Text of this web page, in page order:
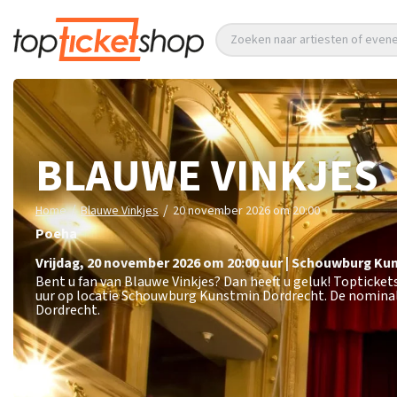
Zoeken naar artiesten of
BLAUWE VINKJES
Home / Blauwe Vinkjes / 20 november 2026 om 20:00
Poeha
vrijdag,20 november 2026 om 20:00uur|Schouwburg
Bent u fan van Blauwe Vinkjes? Dan heeft u geluk!
uur op locatie Schouwburg Kunstmin Dordrecht. De
Dordrecht.